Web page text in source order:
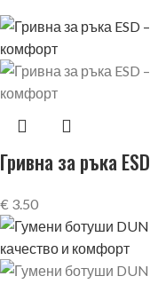
Гривна за ръка ESD
€ 3.50